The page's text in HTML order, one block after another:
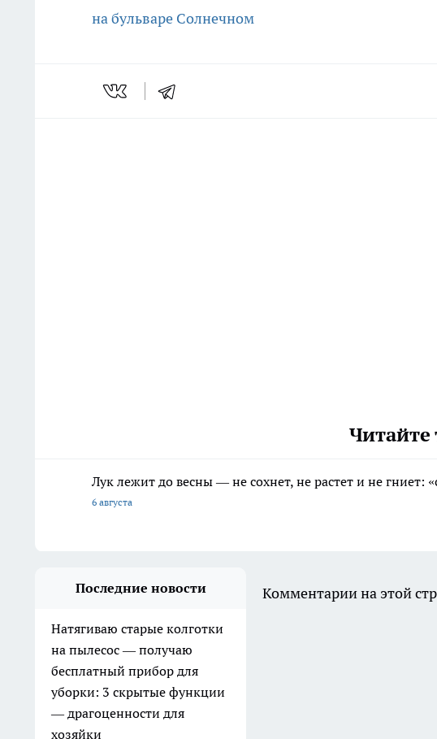
на бульваре Солнечном
Читайте
Лук лежит до весны — не сохнет, не растет и не
6 августа
Последние новости
Натягиваю старые колготки
на пылесос — получаю
бесплатный прибор для
уборки: 3 скрытые функции
— драгоценности для
хозяйки
Комментарии на этой